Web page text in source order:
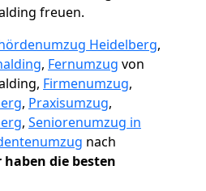
freuen.
Heidelberg,
, Fernumzug von
Firmenumzug,
, Praxisumzug,
, Seniorenumzug in
nach
die besten